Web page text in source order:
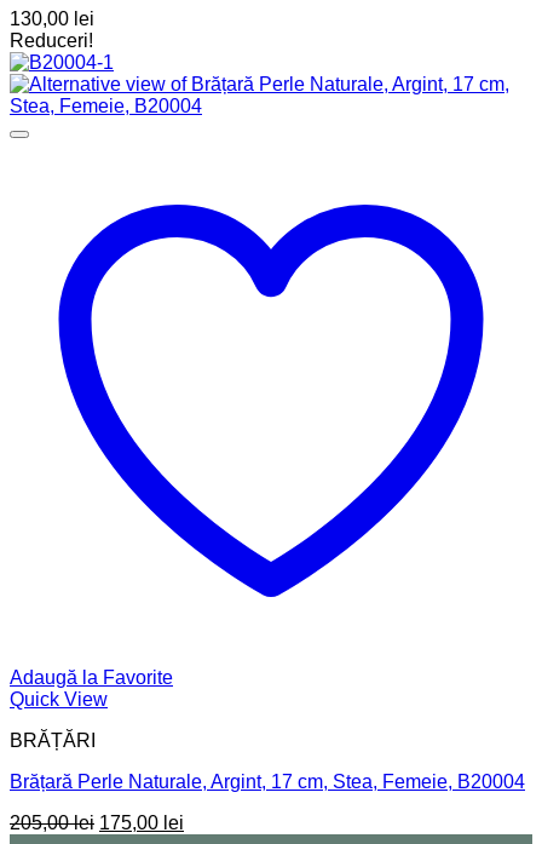
130,00 lei
Reduceri!
Adaugă la Favorite
Quick View
BRĂȚĂRI
Brățară Perle Naturale, Argint, 17 cm, Stea, Femeie, B20004
205,00lei Prețul
175,00 lei